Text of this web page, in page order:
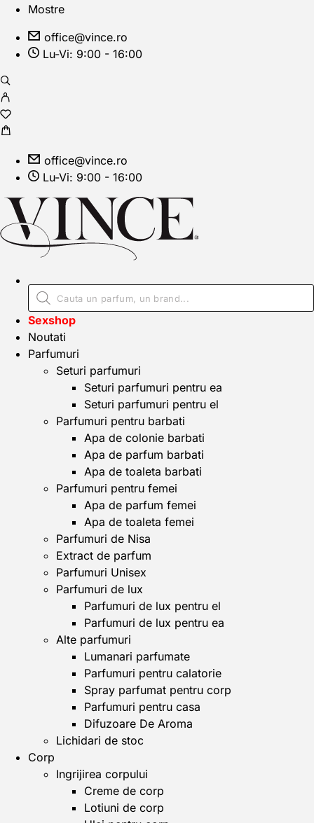
Mostre
office@vince.ro
Lu-Vi: 9:00 - 16:00
office@vince.ro
Lu-Vi: 9:00 - 16:00
Sexshop
Noutati
Parfumuri
Seturi parfumuri
Seturi parfumuri pentru ea
Seturi parfumuri pentru el
Parfumuri pentru barbati
Apa de colonie barbati
Apa de parfum barbati
Apa de toaleta barbati
Parfumuri pentru femei
Apa de parfum femei
Apa de toaleta femei
Parfumuri de Nisa
Extract de parfum
Parfumuri Unisex
Parfumuri de lux
Parfumuri de lux pentru el
Parfumuri de lux pentru ea
Alte parfumuri
Lumanari parfumate
Parfumuri pentru calatorie
Spray parfumat pentru corp
Parfumuri pentru casa
Difuzoare De Aroma
Lichidari de stoc
Corp
Ingrijirea corpului
Creme de corp
Lotiuni de corp